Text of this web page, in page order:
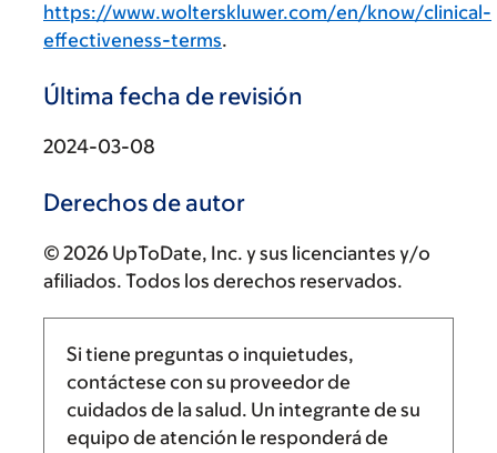
https://www.wolterskluwer.com/en/know/clinical-
effectiveness-terms.
Última fecha de revisión
2024-03-08
Derechos de autor
© 2026 UpToDate, Inc. y sus licenciantes y/o
afiliados. Todos los derechos reservados.
Si tiene preguntas o inquietudes,
contáctese con su proveedor de
cuidados de la salud. Un integrante de su
equipo de atención le responderá de